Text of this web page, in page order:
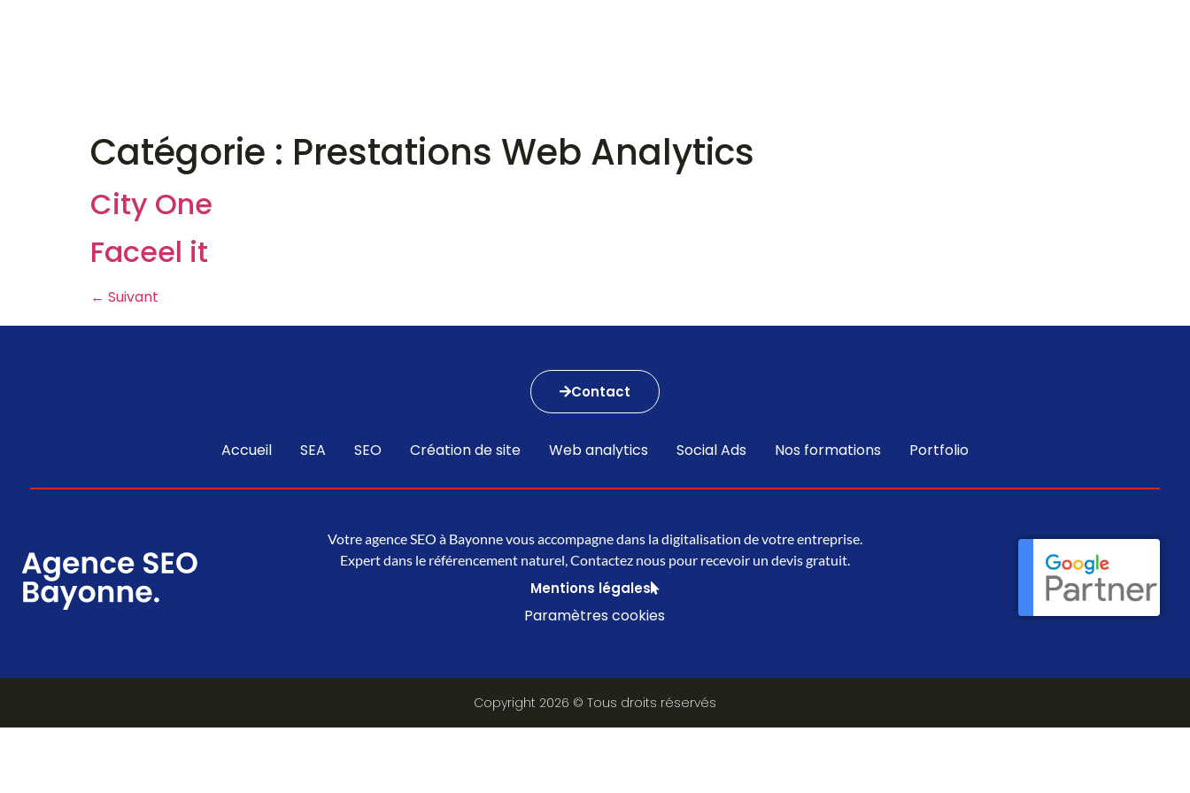
Catégorie : Prestations Web Analytics
City One
Faceel it
← Suivant
Contact
Accueil SEA SEO Création de site Web analytics Social Ads Nos formations Portfolio
Votre agence SEO à Bayonne vous accompagne dans la digitalisation de votre entreprise.
Expert dans le référencement naturel, Contactez nous pour recevoir un devis gratuit.
Mentions légales
Paramètres cookies
Copyright 2026 © Tous droits réservés